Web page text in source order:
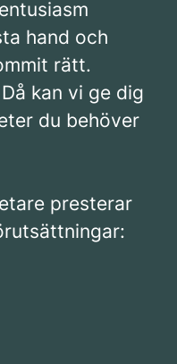
hand och
rätt.
kan vi ge dig
du behöver
presterar